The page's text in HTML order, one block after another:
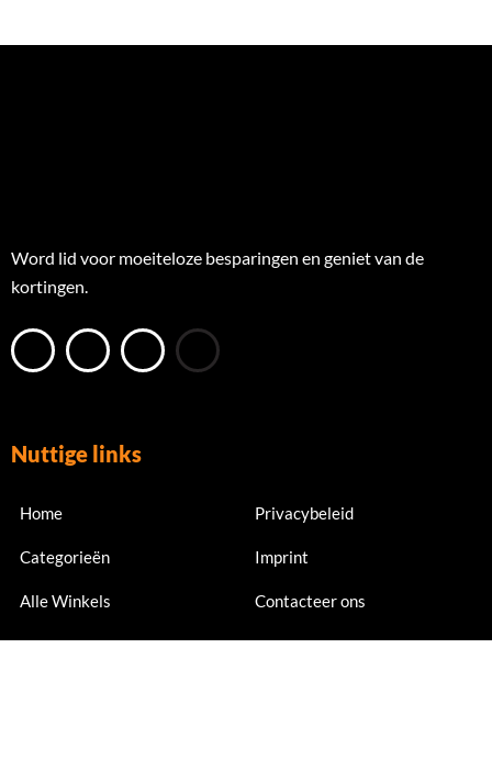
Word lid voor moeiteloze besparingen en geniet van de
kortingen.
Nuttige links
Home
Categorieën
Alle Winkels
Privacybeleid
Imprint
Contacteer ons